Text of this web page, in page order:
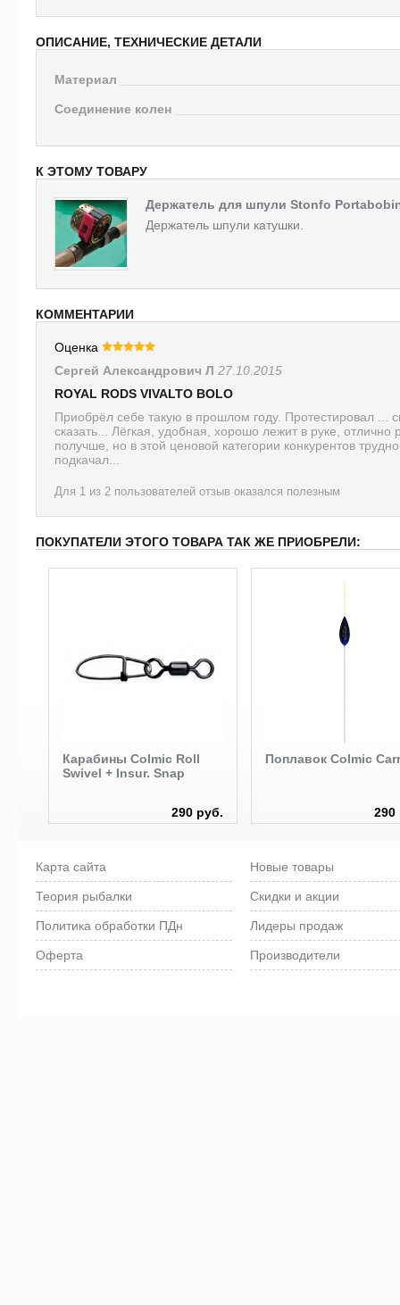
ОПИСАНИЕ, ТЕХНИЧЕСКИЕ ДЕТАЛИ
Материал
Соединение колен
К ЭТОМУ ТОВАРУ
Держатель для шпули Stonfo
Держатель шпули катушки.
КОММЕНТАРИИ
Оценка
Сергей Александрович Л 27.10.2015
ROYAL RODS VIVALTO BOLO
Приобрёл себе такую в прошлом году. Протестировал ...
сказать... Лёгкая, удобная, хорошо лежит в руке, отлично
получше, но в этой ценовой категории конкурентов
подкачал...
Для 1 из 2 пользователей отзыв оказался полезным
ПОКУПАТЕЛИ ЭТОГО ТОВАРА ТАК ЖЕ ПРИОБРЕЛИ:
Карабины Colmic Roll
Swivel + Insur. Snap
290 руб.
Поплавок Colmic
290
Карта сайта
Теория рыбалки
Политика обработки ПДн
Оферта
Новые товары
Скидки и акции
Лидеры продаж
Производители